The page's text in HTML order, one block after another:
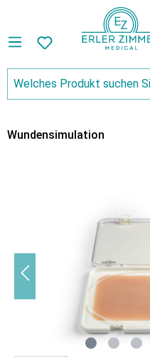
Wundensimulation